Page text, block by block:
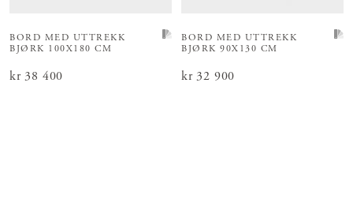
BORD MED UTTREKK
BJØRK 100X180 CM
Pris: kr 38 400
kr 38 400
BORD MED UTTREKK
BJØRK 90X130 CM
Pris: kr 32 900
kr 32 900